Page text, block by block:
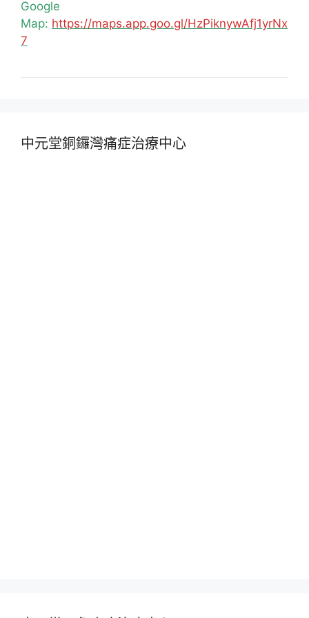
Google
Map: https://maps.app.goo.gl/HzPiknywAfj1yrNx
7
中元堂銅鑼灣痛症治療中心